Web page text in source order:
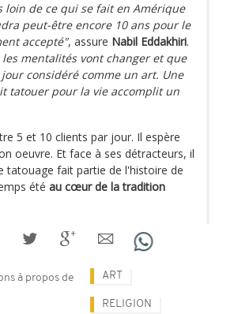
loin de ce qui se fait en Amérique
peut-être encore 10 ans pour le
accepté", assure Nabil Eddakhiri.
les mentalités vont changer et que
considéré comme un art. Une
tatouer pour la vie accomplit un
5 et 10 clients par jour. Il espère
oeuvre. Et face à ses détracteurs, il
tatouage fait partie de l'histoire de
été au cœur de la tradition
à propos de ART
RELIGION